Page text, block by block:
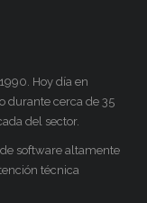
Hoy día en
durante cerca de 35
del sector.
software altamente
técnica